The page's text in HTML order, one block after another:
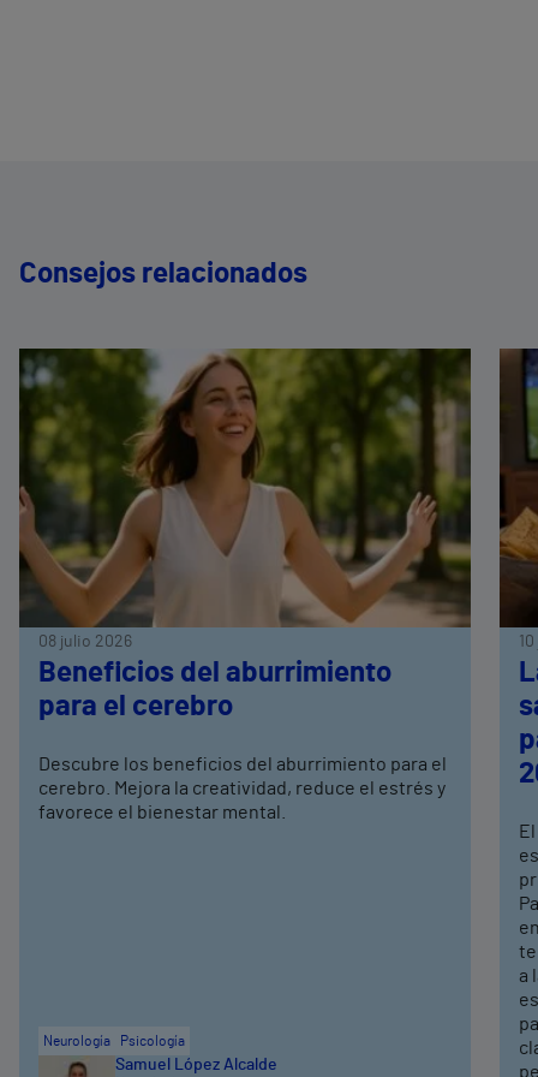
Consejos relacionados
08 julio 2026
Beneficios del aburrimiento
para el cerebro
Descubre los beneficios del aburrimiento para el
cerebro. Mejora la creatividad, reduce el estrés y
favorece el bienestar mental.
Neurología Psicología
Samuel López Alcalde
a